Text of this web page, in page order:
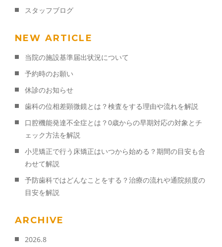
スタッフブログ
NEW ARTICLE
当院の施設基準届出状況について
予約時のお願い
休診のお知らせ
歯科の位相差顕微鏡とは？検査をする理由や流れを解説
口腔機能発達不全症とは？0歳からの早期対応の対象とチ
ェック方法を解説
小児矯正で行う床矯正はいつから始める？期間の目安も合
わせて解説
予防歯科ではどんなことをする？治療の流れや通院頻度の
目安を解説
ARCHIVE
2026.8